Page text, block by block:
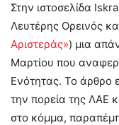
Στην ιστοσελίδα
Λευτέρης Ορεινός
Αριστεράς») μια
Μαρτίου που
Ενότητας. Το άρθρο
την πορεία της ΛΑΕ
στο κόμμα,